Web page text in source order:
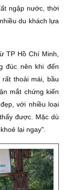
ngập nước, thời
du khách lựa
TP Hồ Chí Minh,
đúc nên khi đến
thoải mái, bầu
mắt chứng kiến
với nhiều loại
được. Mặc dù
lại ngay".